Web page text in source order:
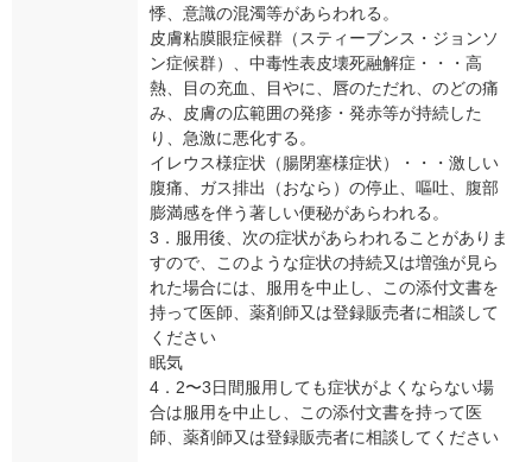
悸、意識の混濁等があらわれる。
皮膚粘膜眼症候群（スティーブンス・ジョンソ
ン症候群）、中毒性表皮壊死融解症・・・高
熱、目の充血、目やに、唇のただれ、のどの痛
み、皮膚の広範囲の発疹・発赤等が持続した
り、急激に悪化する。
イレウス様症状（腸閉塞様症状）・・・激しい
腹痛、ガス排出（おなら）の停止、嘔吐、腹部
膨満感を伴う著しい便秘があらわれる。
3．服用後、次の症状があらわれることがありま
すので、このような症状の持続又は増強が見ら
れた場合には、服用を中止し、この添付文書を
持って医師、薬剤師又は登録販売者に相談して
ください
眠気
4．2〜3日間服用しても症状がよくならない場
合は服用を中止し、この添付文書を持って医
師、薬剤師又は登録販売者に相談してください